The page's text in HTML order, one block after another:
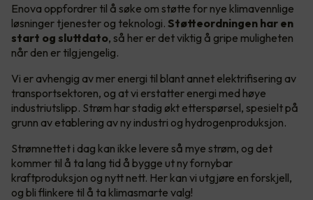
Enova oppfordrer til å søke om støtte for nye klimavennlige
løsninger tjenester og teknologi. Støtteordningen har en
start og sluttdato, så her er det viktig å gripe muligheten
når den er tilgjengelig.
Vi er avhengig av mer energi til blant annet elektrifisering av
transportsektoren, og at vi erstatter energi med høye
industriutslipp. Strøm har stadig økt etterspørsel, spesielt på
grunn av etablering av ny industri og hydrogenproduksjon.
Strømnettet i dag kan ikke levere så mye strøm, og det
kommer til å ta lang tid å bygge ut ny fornybar
kraftproduksjon og nytt nett. Her kan vi utgjøre en forskjell,
og bli flinkere til å ta klimasmarte valg!